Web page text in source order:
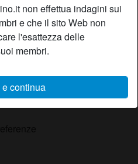
non effettua indagini sui
e che il sito Web non
l'esattezza delle
membri.
continua
sistemata in casa, cerca
vivere il vero amore!Ma
il vero amore! io sono una